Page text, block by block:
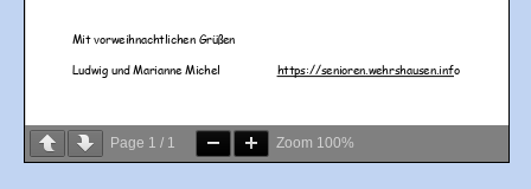
Page 1 / 1 Zoom 100%